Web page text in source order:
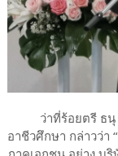
ว่าที่ร้อยตรี ธนุ ว
อาชีวศึกษา กล่าวว่า